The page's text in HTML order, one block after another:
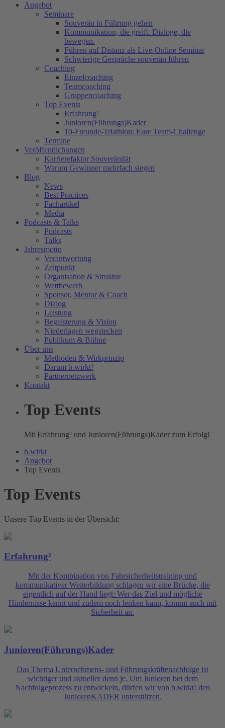
Angebot
Seminare
Souverän in Führung gehen
Kommunikation, die greift. Dialoge, die
bewegen.
Führen auf Distanz als Live-Online Seminar
Schwierige Gespräche souverän führen
Coaching
Einzelcoaching
Teamcoaching
Gruppencoaching
Top Events
Erfahrung²
Junioren(Führungs)Kader
10-Freunde-Triathlon: Eure Team-Challenge
Termine
Veröffentlichungen
Karrierefaktor Souveränität
Warum Gewinner mehrfach siegen
Blog
News
Best Practices
Fachartikel
Media
Podcasts & Talks
Podcasts
Talks
Jahresmotto
Verantwortung
Zeitpunkt
Organisation & Struktur
Wettbewerb
Sponsor, Mentor & Coach
Dialog
Leistung
Begeisterung & Vision
Niederlagen wegstecken
Publikum & Bühne
Über uns
Methoden & Wirkprinzip
Darum b.wirkt!
Partnernetzwerk
Kontakt
Top Events
Mit Erfahrung² und Junioren(Führungs)Kader zum Erfolg!
b.wirkt
Angebot
Top Events
Top Events
Unsere Top Events in der Übersicht:
Erfahrung²
Mit der Kombination von Fahrsicherheitstraining und
kommunikativer Weiterbildung schlagen wir eine Brücke, die
eigentlich auf der Hand liegt: Wer das Ziel und mögliche
Hindernisse kennt und zudem noch lenken kann, kommt auch mit
Sicherheit an.
Junioren(Führungs)Kader
Das Thema Unternehmens- und Führungskräftenachfolge ist
wichtiger und aktueller denn je. Um Junioren bei dem
Nachfolgeprozess zu entwickeln, dürfen wir von b.wirkt! den
JuniorenKADER unterstützen.